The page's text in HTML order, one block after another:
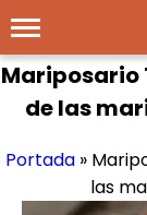
Mariposario
de las
Portada »
las